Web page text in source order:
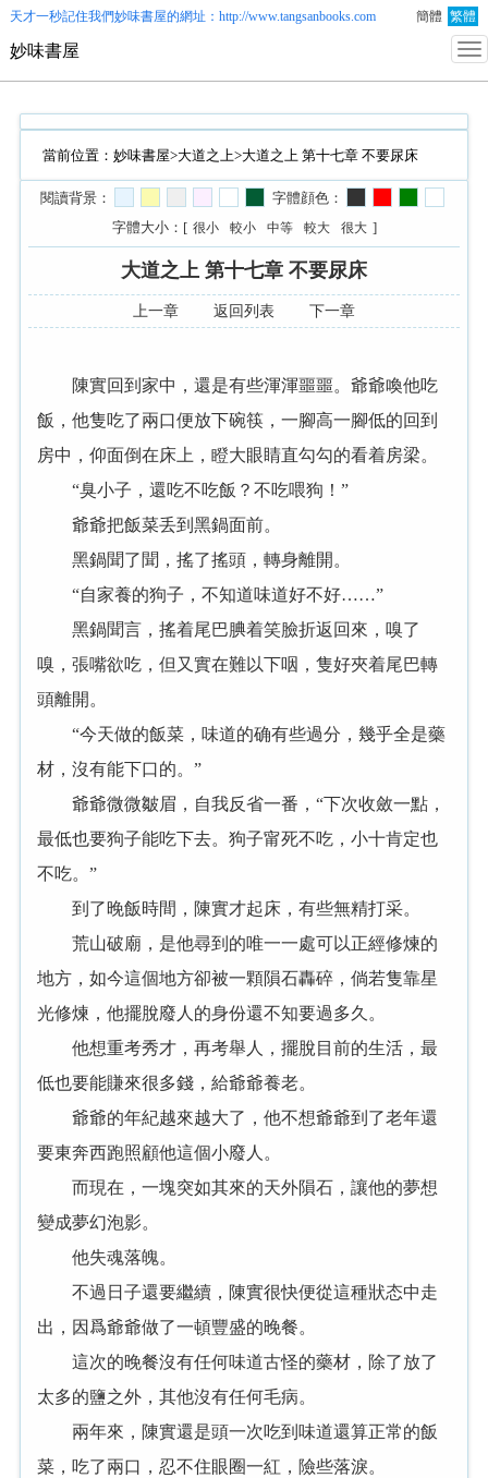
天才一秒記住我們妙味書屋的網址：http://www.tangsanbooks.com 簡體 繁體
妙味書屋
當前位置： 妙味書屋>大道之上>大道之上 第十七章 不要尿床
閱讀背景：
字體顔色：
字體大小：[ 很小 較小 中等 較大 很大 ]
大道之上 第十七章 不要尿床
上一章 返回列表 下一章
陳實回到家中，還是有些渾渾噩噩。爺爺喚他吃
飯，他隻吃了兩口便放下碗筷，一腳高一腳低的回到
房中，仰面倒在床上，瞪大眼睛直勾勾的看着房梁。
“臭小子，還吃不吃飯？不吃喂狗！”
爺爺把飯菜丢到黑鍋面前。
黑鍋聞了聞，搖了搖頭，轉身離開。
“自家養的狗子，不知道味道好不好……”
黑鍋聞言，搖着尾巴腆着笑臉折返回來，嗅了
嗅，張嘴欲吃，但又實在難以下咽，隻好夾着尾巴轉
頭離開。
“今天做的飯菜，味道的确有些過分，幾乎全是藥
材，沒有能下口的。”
爺爺微微皺眉，自我反省一番，“下次收斂一點，
最低也要狗子能吃下去。狗子甯死不吃，小十肯定也
不吃。”
到了晚飯時間，陳實才起床，有些無精打采。
荒山破廟，是他尋到的唯一一處可以正經修煉的
地方，如今這個地方卻被一顆隕石轟碎，倘若隻靠星
光修煉，他擺脫廢人的身份還不知要過多久。
他想重考秀才，再考舉人，擺脫目前的生活，最
低也要能賺來很多錢，給爺爺養老。
爺爺的年紀越來越大了，他不想爺爺到了老年還
要東奔西跑照顧他這個小廢人。
而現在，一塊突如其來的天外隕石，讓他的夢想
變成夢幻泡影。
他失魂落魄。
不過日子還要繼續，陳實很快便從這種狀态中走
出，因爲爺爺做了一頓豐盛的晚餐。
這次的晚餐沒有任何味道古怪的藥材，除了放了
太多的鹽之外，其他沒有任何毛病。
兩年來，陳實還是頭一次吃到味道還算正常的飯
菜，吃了兩口，忍不住眼圈一紅，險些落淚。